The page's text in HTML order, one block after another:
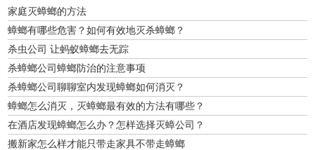
家庭灭蟑螂的方法
蟑螂有哪些危害？如何有效地灭杀蟑螂？
杀虫公司 让蚂蚁蟑螂去无踪
杀蟑螂公司蟑螂防治的注意事项
杀蟑螂公司聊聊室内发现蟑螂如何消灭？
蟑螂怎么消灭，灭蟑螂最有效的方法有哪些？
在酒店发现蟑螂怎么办？怎样选择灭蟑公司？
搬新家怎么样才能只带走家具不带走蟑螂